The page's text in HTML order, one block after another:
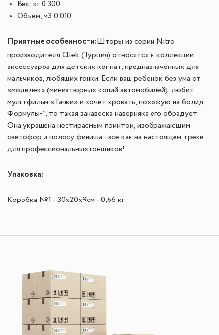
Вес, кг 0.300
Объем, м3 0.010
Приятные особенности: Шторы из серии Nitro
производителя Cliek (Турция) относятся к коллекции
аксессуаров для детских комнат, предназначенных для
мальчиков, любящих гонки. Если ваш ребенок без ума от
«моделек» (миниатюрных копий автомобилей), любит
мультфильм «Тачки» и хочет кровать, похожую на болид
Формулы-1, то такая занавеска наверняка его обрадует.
Она украшена нестираемым принтом, изображающим
светофор и полосу финиша - все как на настоящем треке
для профессиональных гонщиков!
Упаковка:
Коробка №1 - 30х20х9см - 0,66 кг